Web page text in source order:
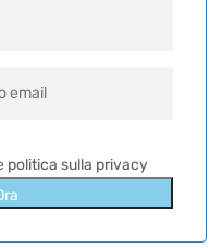
politica sulla privacy